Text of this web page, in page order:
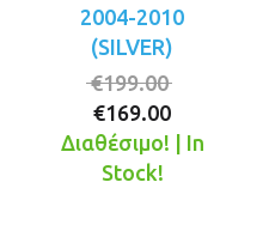
2004-2010
(SILVER)
€199.00
was:
€169.00
Διαθέσιμο! | In
Stock!